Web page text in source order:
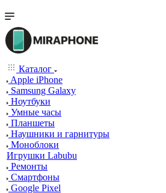
Каталог
Apple iPhone
Samsung Galaxy
Ноутбуки
Умные часы
Планшеты
Наушники и гарнитуры
Моноблоки
Игрушки Labubu
Ремонты
Смартфоны
Google Pixel